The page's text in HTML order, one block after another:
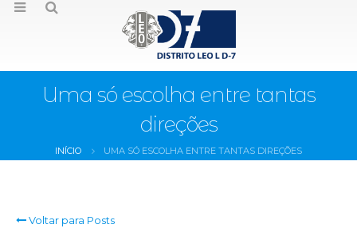
Uma só escolha entre tantas
direções
INÍCIO UMA SÓ ESCOLHA ENTRE TANTAS DIREÇÕES
Voltar para Posts